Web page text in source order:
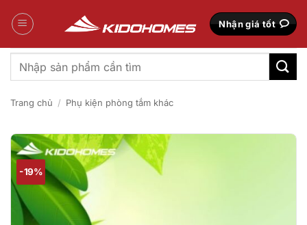
qua
Nhận giá tốt
Tìm
kiếm:
Trang chủ / Phụ kiện phòng tắm khác
-19%